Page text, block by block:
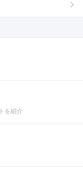
を紹介